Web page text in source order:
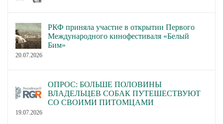
РКФ приняла участие в открытии Первого
Международного кинофестиваля «Белый
Бим»
20.07.2026
ОПРОС: БОЛЬШЕ ПОЛОВИНЫ
ВЛАДЕЛЬЦЕВ СОБАК ПУТЕШЕСТВУЮТ
СО СВОИМИ ПИТОМЦАМИ
19.07.2026